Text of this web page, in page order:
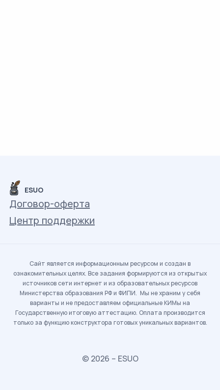
ESUO
Договор-оферта
Центр поддержки
Сайт является информационным ресурсом и создан в
ознакомительных целях. Все задания формируются из открытых
источников сети интернет и из образовательных ресурсов
Министерства образования РФ и ФИПИ. Мы не храним у себя
варианты и не предоставляем официальные КИМы на
Государственную итоговую аттестацию. Оплата производится
только за функцию конструктора готовых уникальных вариантов.
© 2026 – ESUO